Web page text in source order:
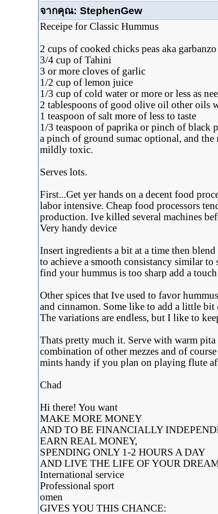
จากคุณ: StephenGew
Receipe for Classic Hummus
2 cups of cooked chicks peas aka garbanzo
3/4 cup of Tahini
3 or more cloves of garlic
1/2 cup of lemon juice
1/3 cup of cold water or more or less as
2 tablespoons of good olive oil other oils
1 teaspoon of salt more of less to taste
1/3 teaspoon of paprika or pinch of black
a pinch of ground sumac optional, and
mildly toxic.
Serves lots.
First...Get yer hands on a decent food
labor intensive. Cheap food processors
production. Ive killed several machines
Very handy device
Insert ingredients a bit at a time then
to achieve a smooth consistancy similar
find your hummus is too sharp add a
Other spices that Ive used to favor
and cinnamon. Some like to add a little
The variations are endless, but I like to
Thats pretty much it. Serve with warm
combination of other mezzes and of
mints handy if you plan on playing flute
Chad
Hi there! You want
MAKE MORE MONEY
AND TO BE FINANCIALLY
EARN REAL MONEY,
SPENDING ONLY 1-2 HOURS A DAY
AND LIVE THE LIFE OF YOUR
International service
Professional sport
omen
GIVES YOU THIS CHANCE: